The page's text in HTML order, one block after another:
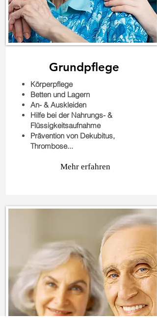
Grundpflege
Körperpflege
Betten und Lagern
An- & Auskleiden
Hilfe bei der Nahrungs- &
Flüssigkeitsaufnahme
Prävention von Dekubitus,
Thrombose...
Mehr erfahren